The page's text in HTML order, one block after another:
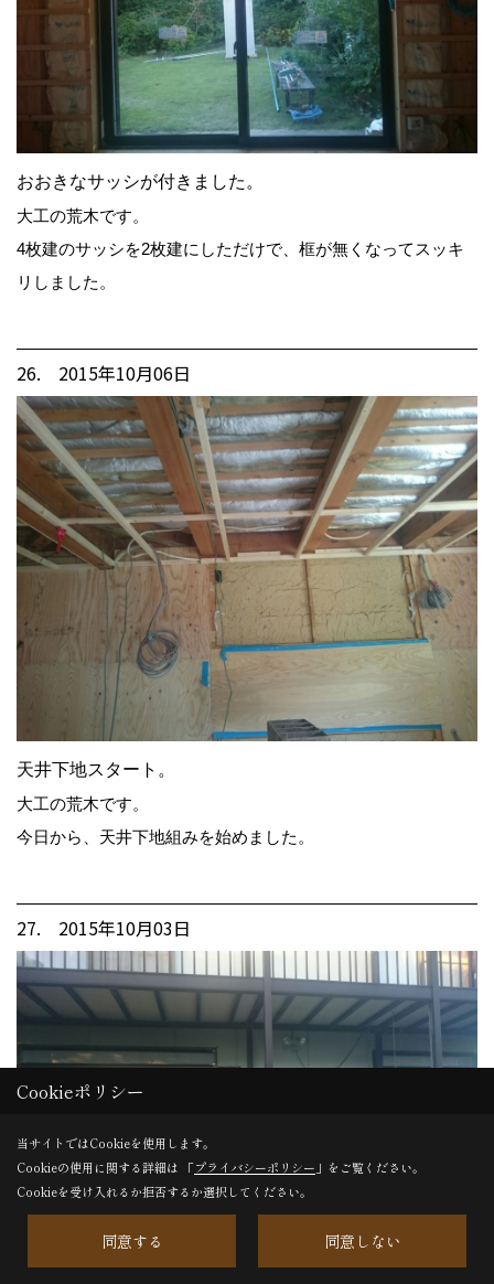
おおきなサッシが付きました。
大工の荒木です。
4枚建のサッシを2枚建にしただけで、框が無くなってスッキ
リしました。
26. 2015年10月06日
天井下地スタート。
大工の荒木です。
今日から、天井下地組みを始めました。
27. 2015年10月03日
Cookieポリシー
当サイトではCookieを使用します。
Cookieの使用に関する詳細は 「プライバシーポリシー 」をご覧ください。
Cookieを受け入れるか拒否するか選択してください。
同意する 同意しない